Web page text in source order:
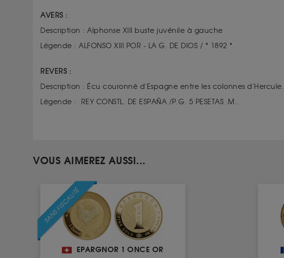
AVERS :
Description : Alphonse XIII buste juvénile à gauche
Légende : ALFONSO XIII POR - LA G. DE DIOS / * 1892 *.
REVERS :
Description : Écu couronné d'Espagne entre les colonnes d'Hercule.
Légende : REY CONSTL. DE ESPAÑA /P.G. 5 PESETAS .M..
VOUS AIMEREZ AUSSI...
SANS FISCALITÉ
EPARGNOR 1 ONCE OR